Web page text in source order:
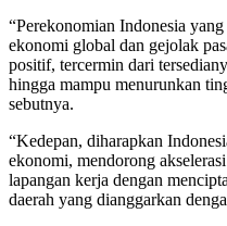
“Perekonomian Indonesia
ekonomi global dan gejolak
positif, tercermin dari
hingga mampu menurunkan
sebutnya.
“Kedepan, diharapkan
ekonomi, mendorong
lapangan kerja dengan
daerah yang dianggarkan